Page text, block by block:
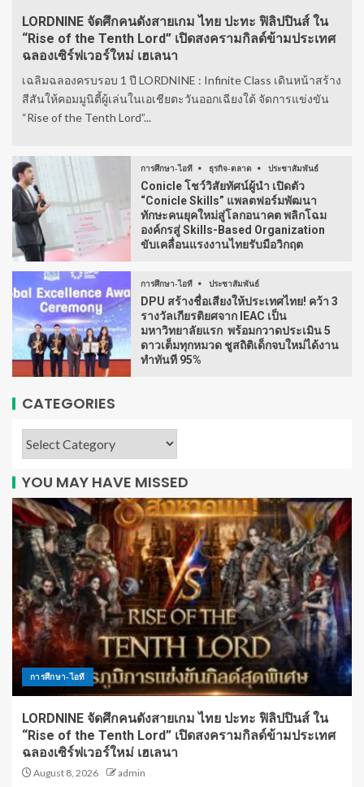
LORDNINE จัดศึกคนดังสายเกม ไทย ปะทะ ฟิลิปปินส์ ใน
“Rise of the Tenth Lord” เปิดสงครามกิลด์ข้ามประเทศ
ฉลองเซิร์ฟเวอร์ใหม่ เฮเลนา
เฉลิมฉลองครบรอบ 1 ปี LORDNINE : Infinite Class เดินหน้าสร้าง
สีสันให้คอมมูนิตี้ผู้เล่นในเอเชียตะวันออกเฉียงใต้ จัดการแข่งขัน
“Rise of the Tenth Lord”...
การศึกษา-ไอที ธุรกิจ-ตลาด ประชาสัมพันธ์
Conicle โชว์วิสัยทัศน์ผู้นำ เปิดตัว
“Conicle Skills” แพลตฟอร์มพัฒนา
ทักษะคนยุคใหม่สู่โลกอนาคต พลิกโฉม
องค์กรสู่ Skills-Based Organization
ขับเคลื่อนแรงงานไทยรับมือวิกฤต
การศึกษา-ไอที ประชาสัมพันธ์
DPU สร้างชื่อเสียงให้ประเทศไทย! คว้า 3
รางวัลเกียรติยศจาก IEAC เป็น
มหาวิทยาลัยแรก พร้อมกวาดประเมิน 5
ดาวเต็มทุกหมวด ชูสถิติเด็กจบใหม่ได้งาน
ทำทันที 95%
CATEGORIES
YOU MAY HAVE MISSED
การศึกษา-ไอที
LORDNINE จัดศึกคนดังสายเกม ไทย ปะทะ ฟิลิปปินส์ ใน
“Rise of the Tenth Lord” เปิดสงครามกิลด์ข้ามประเทศ
ฉลองเซิร์ฟเวอร์ใหม่ เฮเลนา
August 8, 2026 admin